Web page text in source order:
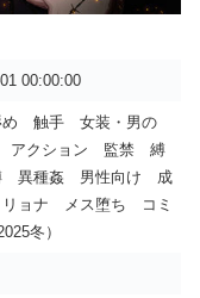
00:00:00
触手 女装・男の
クション 監禁 縛
異種姦 男性向け 成
ョナ メス堕ち コミ
冬）